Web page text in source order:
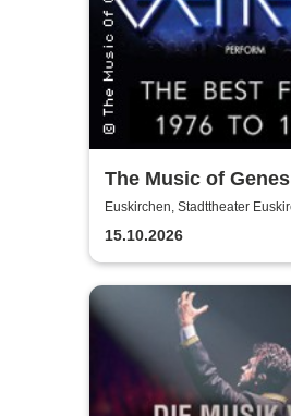
The Music of
Euskirchen, Stadttheater
15.10.2026